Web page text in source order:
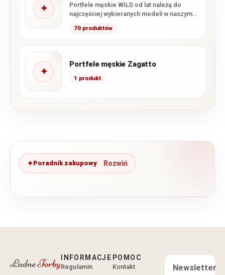
✦
Portfele męskie WILD od lat należą do
najczęściej wybieranych modeli w naszym
70 produktów
✦
Portfele męskie Zagatto
1 produkt
Poradnik zakupowy
INFORMACJE
Regulamin
POMOC
Kontakt
Newsletter